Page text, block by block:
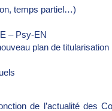
temps partiel…)
– Psy-EN
plan de titularisation
de l’actualité des